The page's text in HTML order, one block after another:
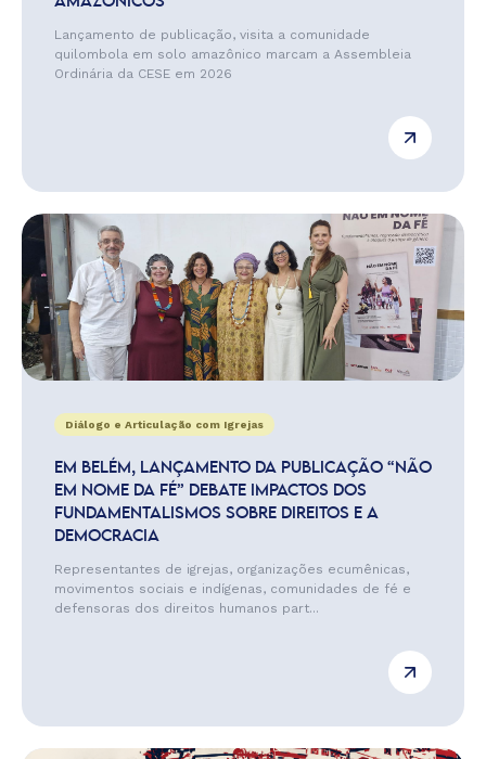
Lançamento de publicação, visita a comunidade
quilombola em solo amazônico marcam a Assembleia
Ordinária da CESE em 2026
Diálogo e Articulação com Igrejas
EM BELÉM, LANÇAMENTO DA PUBLICAÇÃO “NÃO
EM NOME DA FÉ” DEBATE IMPACTOS DOS
FUNDAMENTALISMOS SOBRE DIREITOS E A
DEMOCRACIA
Representantes de igrejas, organizações ecumênicas,
movimentos sociais e indígenas, comunidades de fé e
defensoras dos direitos humanos part...